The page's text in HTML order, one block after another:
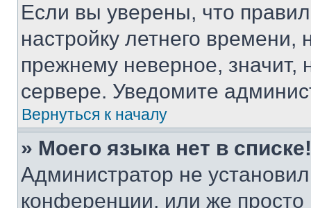
Если вы уверены, что
настройку летнего
прежнему неверное, значит,
сервере. Уведомите
Вернуться к началу
» Моего языка нет в списке!
Администратор не
конференции, или же